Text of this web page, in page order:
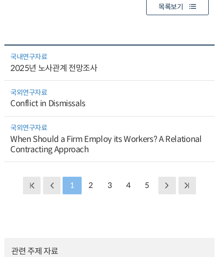
목록보기
국내연구자료
2025년 노사관계 전망조사
국외연구자료
Conflict in Dismissals
국외연구자료
When Should a Firm Employ its Workers? A Relational
Contracting Approach
1 2 3 4 5
관련 주제 자료